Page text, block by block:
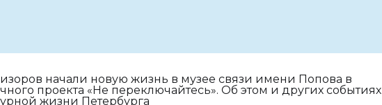
начали новую жизнь в музее связи имени Попова в
проекта «Не переключайтесь». Об этом и других событиях
жизни Петербурга